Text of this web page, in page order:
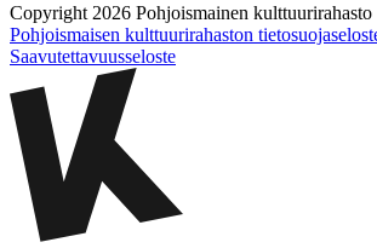
Copyright 2026 Pohjoismainen kulttuurirahasto
Pohjoismaisen kulttuurirahaston
Saavutettavuusseloste